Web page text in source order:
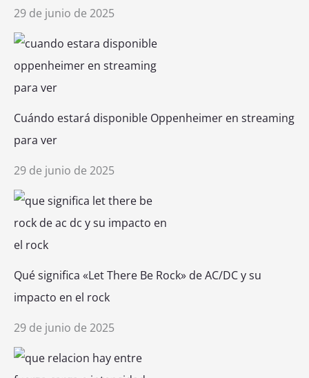
29 de junio de 2025
Cuándo estará disponible Oppenheimer en streaming
para ver
29 de junio de 2025
Qué significa «Let There Be Rock» de AC/DC y su
impacto en el rock
29 de junio de 2025